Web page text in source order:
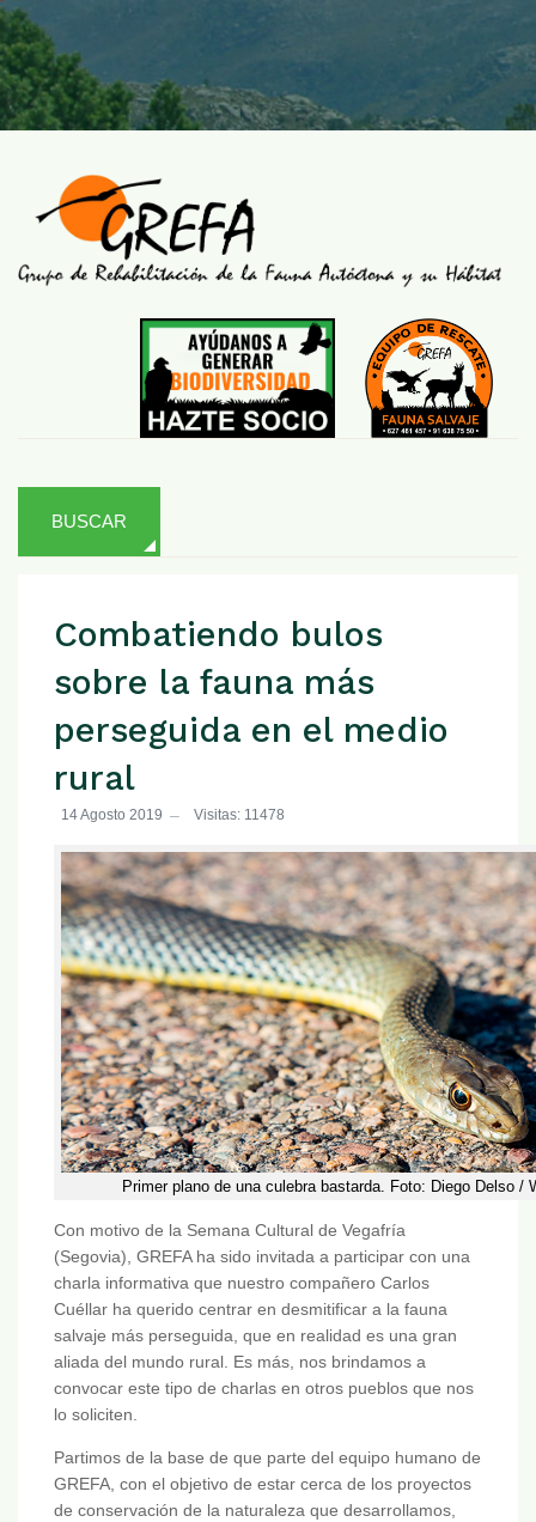
BUSCAR
Combatiendo bulos
sobre la fauna más
perseguida en el medio
rural
14 Agosto 2019 Visitas: 11478
Primer plano de una culebra bastarda. Foto: Diego Delso /
Con motivo de la Semana Cultural de Vegafría
(Segovia), GREFA ha sido invitada a participar con una
charla informativa que nuestro compañero Carlos
Cuéllar ha querido centrar en desmitificar a la fauna
salvaje más perseguida, que en realidad es una gran
aliada del mundo rural. Es más, nos brindamos a
convocar este tipo de charlas en otros pueblos que nos
lo soliciten.
Partimos de la base de que parte del equipo humano de
GREFA, con el objetivo de estar cerca de los proyectos
de conservación de la naturaleza que desarrollamos,